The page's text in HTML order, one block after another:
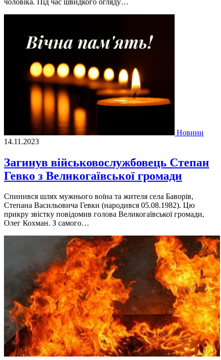
Новини
14.11.2023
Загинув військовослужбовець Степан
Гевко з Великогаївської громади
Спинився шлях мужнього воїна та жителя села Баворів,
Степана Васильовича Гевки (народився 05.08.1982). Цю
прикру звістку повідомив голова Великогаївської громади,
Олег Кохман. З самого…